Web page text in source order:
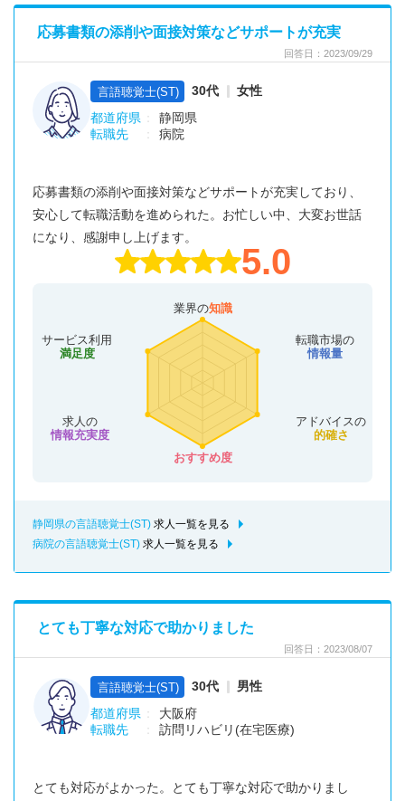
回答日：2023/09/29
応募書類の添削や面接対策などサポートが充実
言語聴覚士(ST) 30代
女性
都道府県
静岡県
転職先
病院
応募書類の添削や面接対策などサポートが充実しており、
安心して転職活動を進められた。お忙しい中、大変お世話
になり、感謝申し上げます。
5.0
業界の知識
転職市場の
情報量
アドバイスの
的確さ
おすすめ度
サービス利用
満足度
求人の
情報充実度
静岡県の言語聴覚士(ST) 求人一覧を見る
病院の言語聴覚士(ST) 求人一覧を見る
回答日：2023/08/07
とても丁寧な対応で助かりました
言語聴覚士(ST) 30代
男性
都道府県
大阪府
転職先
訪問リハビリ(在宅医療)
とても対応がよかった。とても丁寧な対応で助かりまし